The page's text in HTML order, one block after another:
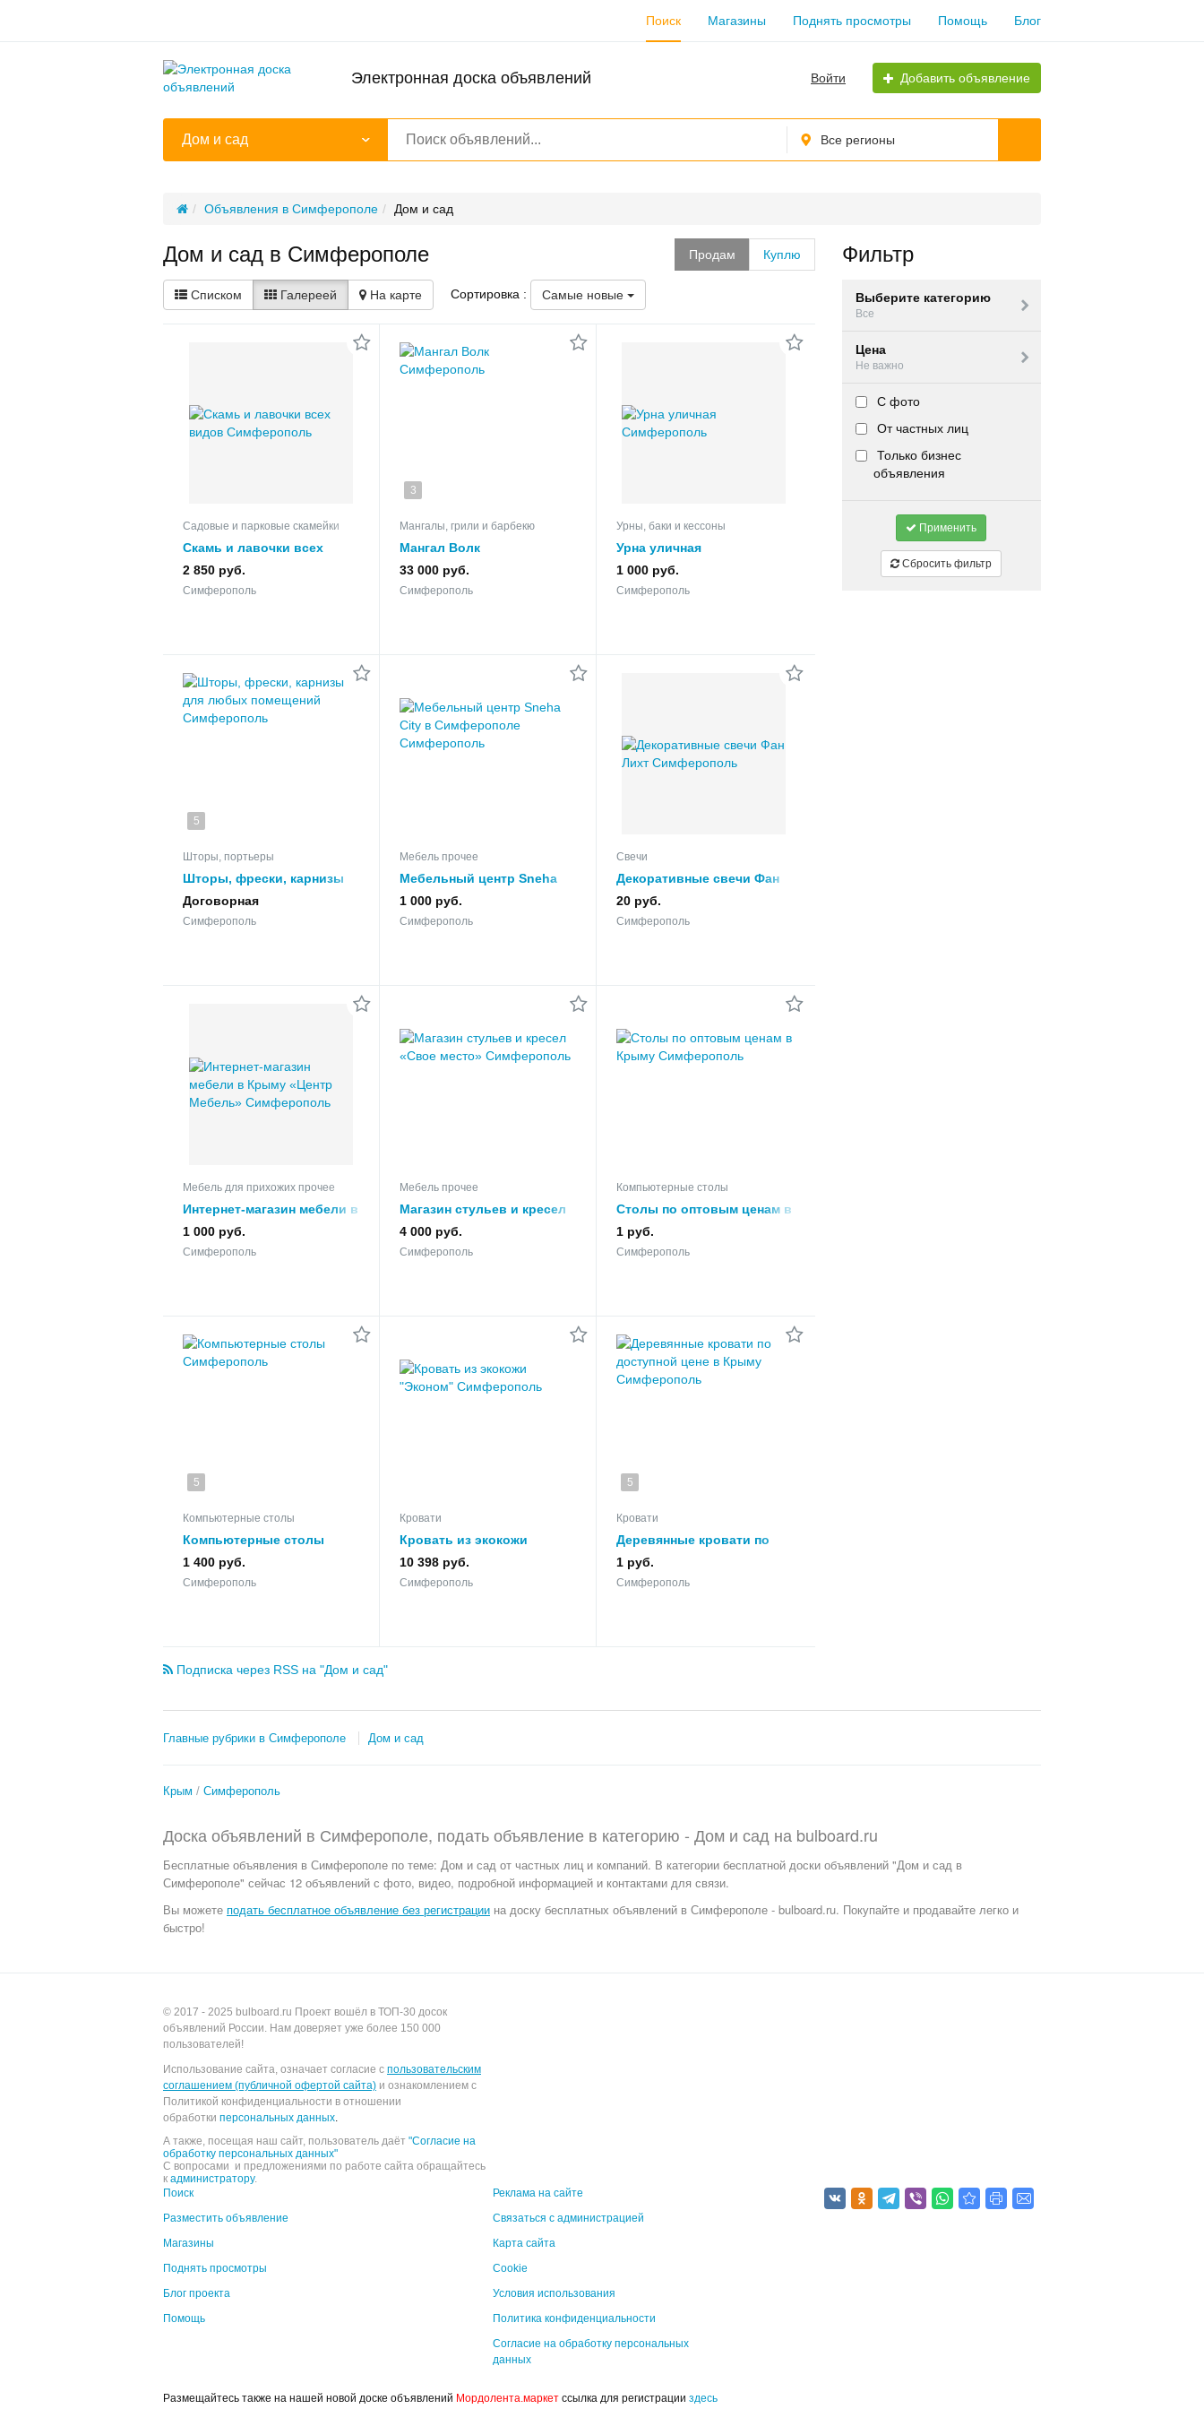
Поиск Магазины Поднять просмотры Помощь Блог
Электронная доска объявлений Войти Добавить объявление
Дом и сад Все регионы
Объявления в Симферополе Дом и сад
Продам Куплю
Дом и сад в Симферополе
Списком Галереей На карте Сортировка : Самые новые
Садовые и парковые скамейки
Скамь и лавочки всех
видов
2 850 руб.
Симферополь
3
Мангалы, грили и барбекю
Мангал Волк
33 000 руб.
Симферополь
Урны, баки и кессоны
Урна уличная
1 000 руб.
Симферополь
5
Шторы, портьеры
Шторы, фрески, карнизы
для любых помещений
Договорная
Симферополь
Мебель прочее
Мебельный центр Sneha
City в Симферополе
1 000 руб.
Симферополь
Свечи
Декоративные свечи Фан
Лихт
20 руб.
Симферополь
Мебель для прихожих прочее
Интернет-магазин мебели в
Крыму «Центр Мебель»
1 000 руб.
Симферополь
Мебель прочее
Магазин стульев и кресел
«Свое место»
4 000 руб.
Симферополь
Компьютерные столы
Столы по оптовым ценам в
Крыму
1 руб.
Симферополь
5
Компьютерные столы
Компьютерные столы
1 400 руб.
Симферополь
Кровати
Кровать из экокожи
"Эконом"
10 398 руб.
Симферополь
5
Кровати
Деревянные кровати по
доступной цене в Крыму
1 руб.
Симферополь
Подписка через RSS на "Дом и сад"
Фильтр
Выберите категорию
Все
Цена
Не важно
С фото
От частных лиц
Только бизнес
объявления
Применить
Сбросить фильтр
Главные рубрики в Симферополе Дом и сад
Крым Симферополь
Доска объявлений в Симферополе, подать объявление в категорию - Дом и сад на bulboard.ru
Бесплатные объявления в Симферополе по теме: Дом и сад от частных лиц и компаний. В категории бесплатной доски объявлений "Дом и сад в
Симферополе" сейчас 12 объявлений с фото, видео, подробной информацией и контактами для связи.
Вы можете подать бесплатное объявление без регистрации на доску бесплатных объявлений в Симферополе - bulboard.ru. Покупайте и продавайте легко и
быстро!
© 2017 - 2025 bulboard.ru Проект вошёл в ТОП-30 досок
объявлений России. Нам доверяет уже более 150 000
пользователей!
Использование сайта, означает согласие с пользовательским
соглашением (публичной офертой сайта) и ознакомлением с
Политикой конфиденциальности в отношении
обработки персональных данных.
А также, посещая наш сайт, пользователь даёт "Согласие на
обработку персональных данных"
С вопросами и предложениями по работе сайта обращайтесь
к администратору.
Поиск
Разместить объявление
Магазины
Поднять просмотры
Блог проекта
Помощь
Реклама на сайте
Связаться с администрацией
Карта сайта
Cookie
Условия использования
Политика конфиденциальности
Согласие на обработку персональных
данных
Размещайтесь также на нашей новой доске объявлений Мордолента.маркет ссылка для регистрации здесь